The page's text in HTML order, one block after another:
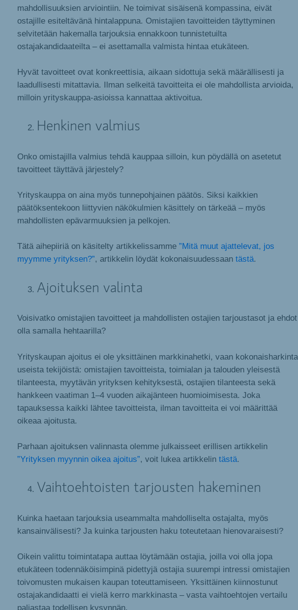
mahdollisuuksien arviointiin. Ne toimivat sisäisenä kompassina, eivät
ostajille esiteltävänä hintalappuna. Omistajien tavoitteiden täyttyminen
selvitetään hakemalla tarjouksia ennakkoon tunnistetuilta
ostajakandidaateilta – ei asettamalla valmista hintaa etukäteen.
Hyvät tavoitteet ovat konkreettisia, aikaan sidottuja sekä määrällisesti ja
laadullisesti mitattavia. Ilman selkeitä tavoitteita ei ole mahdollista arvioida,
milloin yrityskauppa-asioissa kannattaa aktivoitua.
Henkinen valmius
Onko omistajilla valmius tehdä kauppaa silloin, kun pöydällä on asetetut
tavoitteet täyttävä järjestely?
Yrityskauppa on aina myös tunnepohjainen päätös. Siksi kaikkien
päätöksentekoon liittyvien näkökulmien käsittely on tärkeää – myös
mahdollisten epävarmuuksien ja pelkojen.
Tätä aihepiiriä on käsitelty artikkelissamme ”Mitä muut ajattelevat, jos
myymme yrityksen?”, artikkelin löydät kokonaisuudessaan tästä.
Ajoituksen valinta
Voisivatko omistajien tavoitteet ja mahdollisten ostajien tarjoustasot ja ehdot
olla samalla hehtaarilla?
Yrityskaupan ajoitus ei ole yksittäinen markkinahetki, vaan kokonaisharkinta
useista tekijöistä: omistajien tavoitteista, toimialan ja talouden yleisestä
tilanteesta, myytävän yrityksen kehityksestä, ostajien tilanteesta sekä
hankkeen vaatiman 1–4 vuoden aikajänteen huomioimisesta. Joka
tapauksessa kaikki lähtee tavoitteista, ilman tavoitteita ei voi määrittää
oikeaa ajoitusta.
Parhaan ajoituksen valinnasta olemme julkaisseet erillisen artikkelin
”Yrityksen myynnin oikea ajoitus”, voit lukea artikkelin tästä.
Vaihtoehtoisten tarjousten hakeminen
Kuinka haetaan tarjouksia useammalta mahdolliselta ostajalta, myös
kansainvälisesti? Ja kuinka tarjousten haku toteutetaan hienovaraisesti?
Oikein valittu toimintatapa auttaa löytämään ostajia, joilla voi olla jopa
etukäteen todennäköisimpinä pidettyjä ostajia suurempi intressi omistajien
toivomusten mukaisen kaupan toteuttamiseen. Yksittäinen kiinnostunut
ostajakandidaatti ei vielä kerro markkinasta – vasta vaihtoehtojen vertailu
paljastaa todellisen kysynnän.